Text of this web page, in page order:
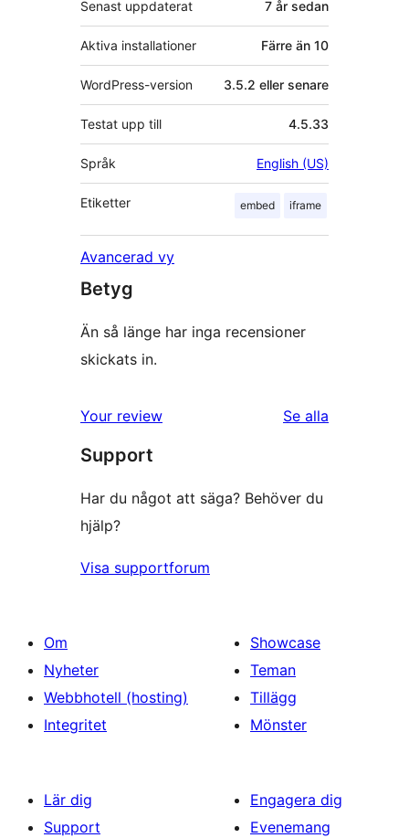
Senast uppdaterat 7 år sedan
Aktiva installationer Färre än 10
WordPress-version 3.5.2 eller senare
Testat upp till 4.5.33
Språk English (US)
Etiketter embed iframe
Avancerad vy
Betyg
Än så länge har inga recensioner
skickats in.
Your review Se alla
Support
Har du något att säga? Behöver du
hjälp?
Visa supportforum
Om
Nyheter
Webbhotell (hosting)
Integritet
Showcase
Teman
Tillägg
Mönster
Lär dig
Support
Engagera dig
Evenemang